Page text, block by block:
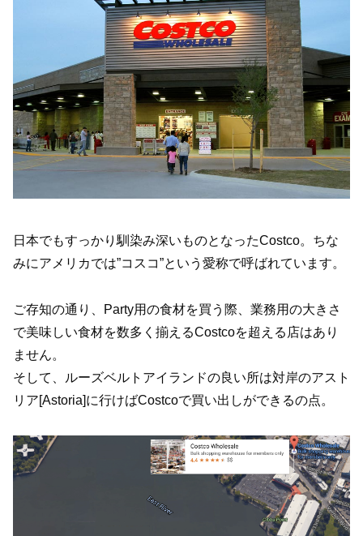
日本でもすっかり馴染み深いものとなったCostco。ちな
みにアメリカでは”コスコ”という愛称で呼ばれています。
ご存知の通り、Party用の食材を買う際、業務用の大きさ
で美味しい食材を数多く揃えるCostcoを超える店はあり
ません。
そして、ルーズベルトアイランドの良い所は対岸のアスト
リア[Astoria]に行けばCostcoで買い出しができるの点。